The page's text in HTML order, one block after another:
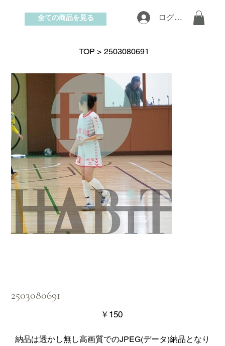
お問い合わせ
ログイン
全ての商品を見る
TOP > 2503080691
2503080691
価
格
￥150
納品は透かし無し高画質でのJPEG(データ)納品となり